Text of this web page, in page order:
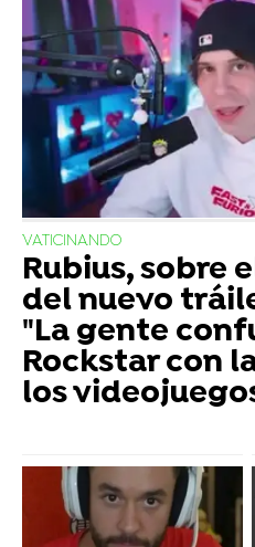
VATICINANDO
Rubius, sobre
del nuevo
"La gente
Rockstar con
los